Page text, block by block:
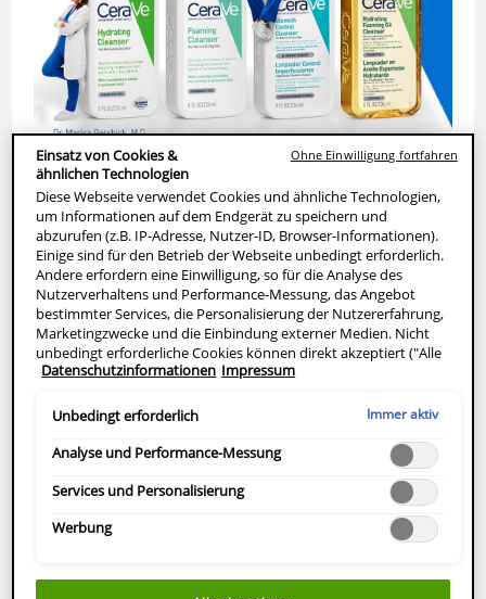
Gesicht richtig reinigen – so geht’s!
Eine Gesichtsreinigung ist die Grundlage jeder
Hautpflegeroutine. Sie entfernt Schmutz und Talg von
der Hautoberfläche und bereitet die Haut auf die nach…
Einsatz von Cookies &
ähnlichen Technologien
Diese Webseite verwendet Cookies und ähnliche Technologien,
um Informationen auf dem Endgerät zu speichern und
abzurufen (z.B. IP-Adresse, Nutzer-ID, Browser-Informationen).
Einige sind für den Betrieb der Webseite unbedingt erforderlich.
Andere erfordern eine Einwilligung, so für die Analyse des
Nutzerverhaltens und Performance-Messung, das Angebot
bestimmter Services, die Personalisierung der Nutzererfahrung,
Marketingzwecke und die Einbindung externer Medien. Nicht
unbedingt erforderliche Cookies können direkt akzeptiert ("Alle
akzeptieren") oder abgelehnt ("Ohne Einwilligung fortfahren")
ebenfalls möglich und speicherbar ("Auswahl speichern"). Die
angepasst werden. Für weitere Informationen s. unsere
Datenschutzinformationen Impressum
Unbedingt erforderlich Immer aktiv
Analyse und Performance-Messung
Services und Personalisierung
Werbung
Ohne Einwilligung fortfahren